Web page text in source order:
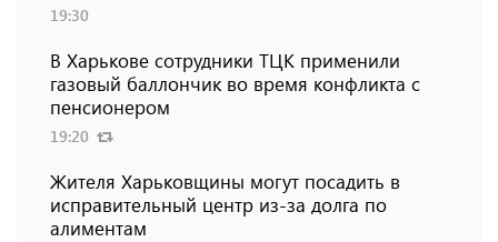
19:30
В Харькове сотрудники ТЦК применили
газовый баллончик во время конфликта с
пенсионером
19:20
Жителя Харьковщины могут посадить в
исправительный центр из-за долга по
алиментам